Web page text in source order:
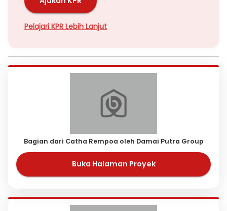
Pelajari KPR Lebih Lanjut
Bagian dari Catha Rempoa oleh Damai Putra Group
Buka Halaman Proyek